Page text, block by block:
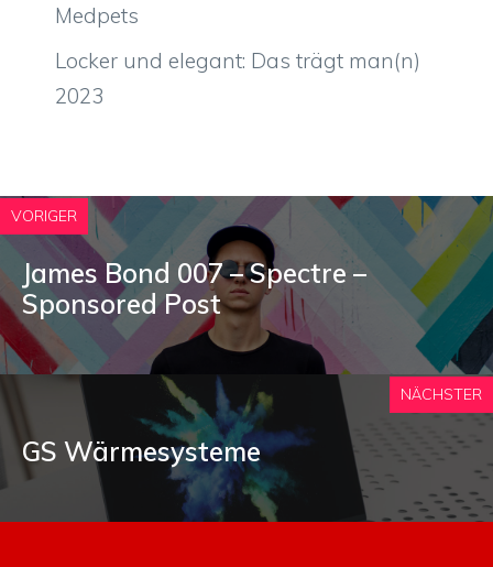
Medpets
Locker und elegant: Das trägt man(n)
2023
VORIGER
James Bond 007 – Spectre –
Sponsored Post
NÄCHSTER
GS Wärmesysteme